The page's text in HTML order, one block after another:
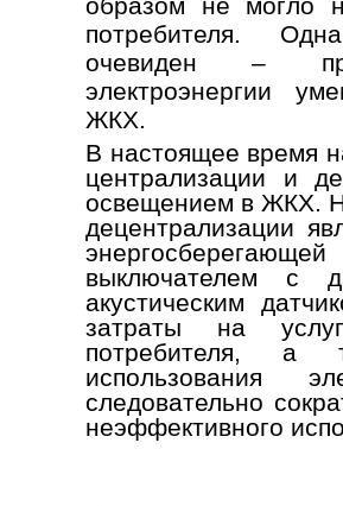
потребителя.
очевиден –
электроэнергии
ЖКХ.
В настоящее время
централизации и
освещением в ЖКХ.
децентрализации
выключателем с
акустическим
затраты на
потребителя, а
использования
следовательно
неэффективного